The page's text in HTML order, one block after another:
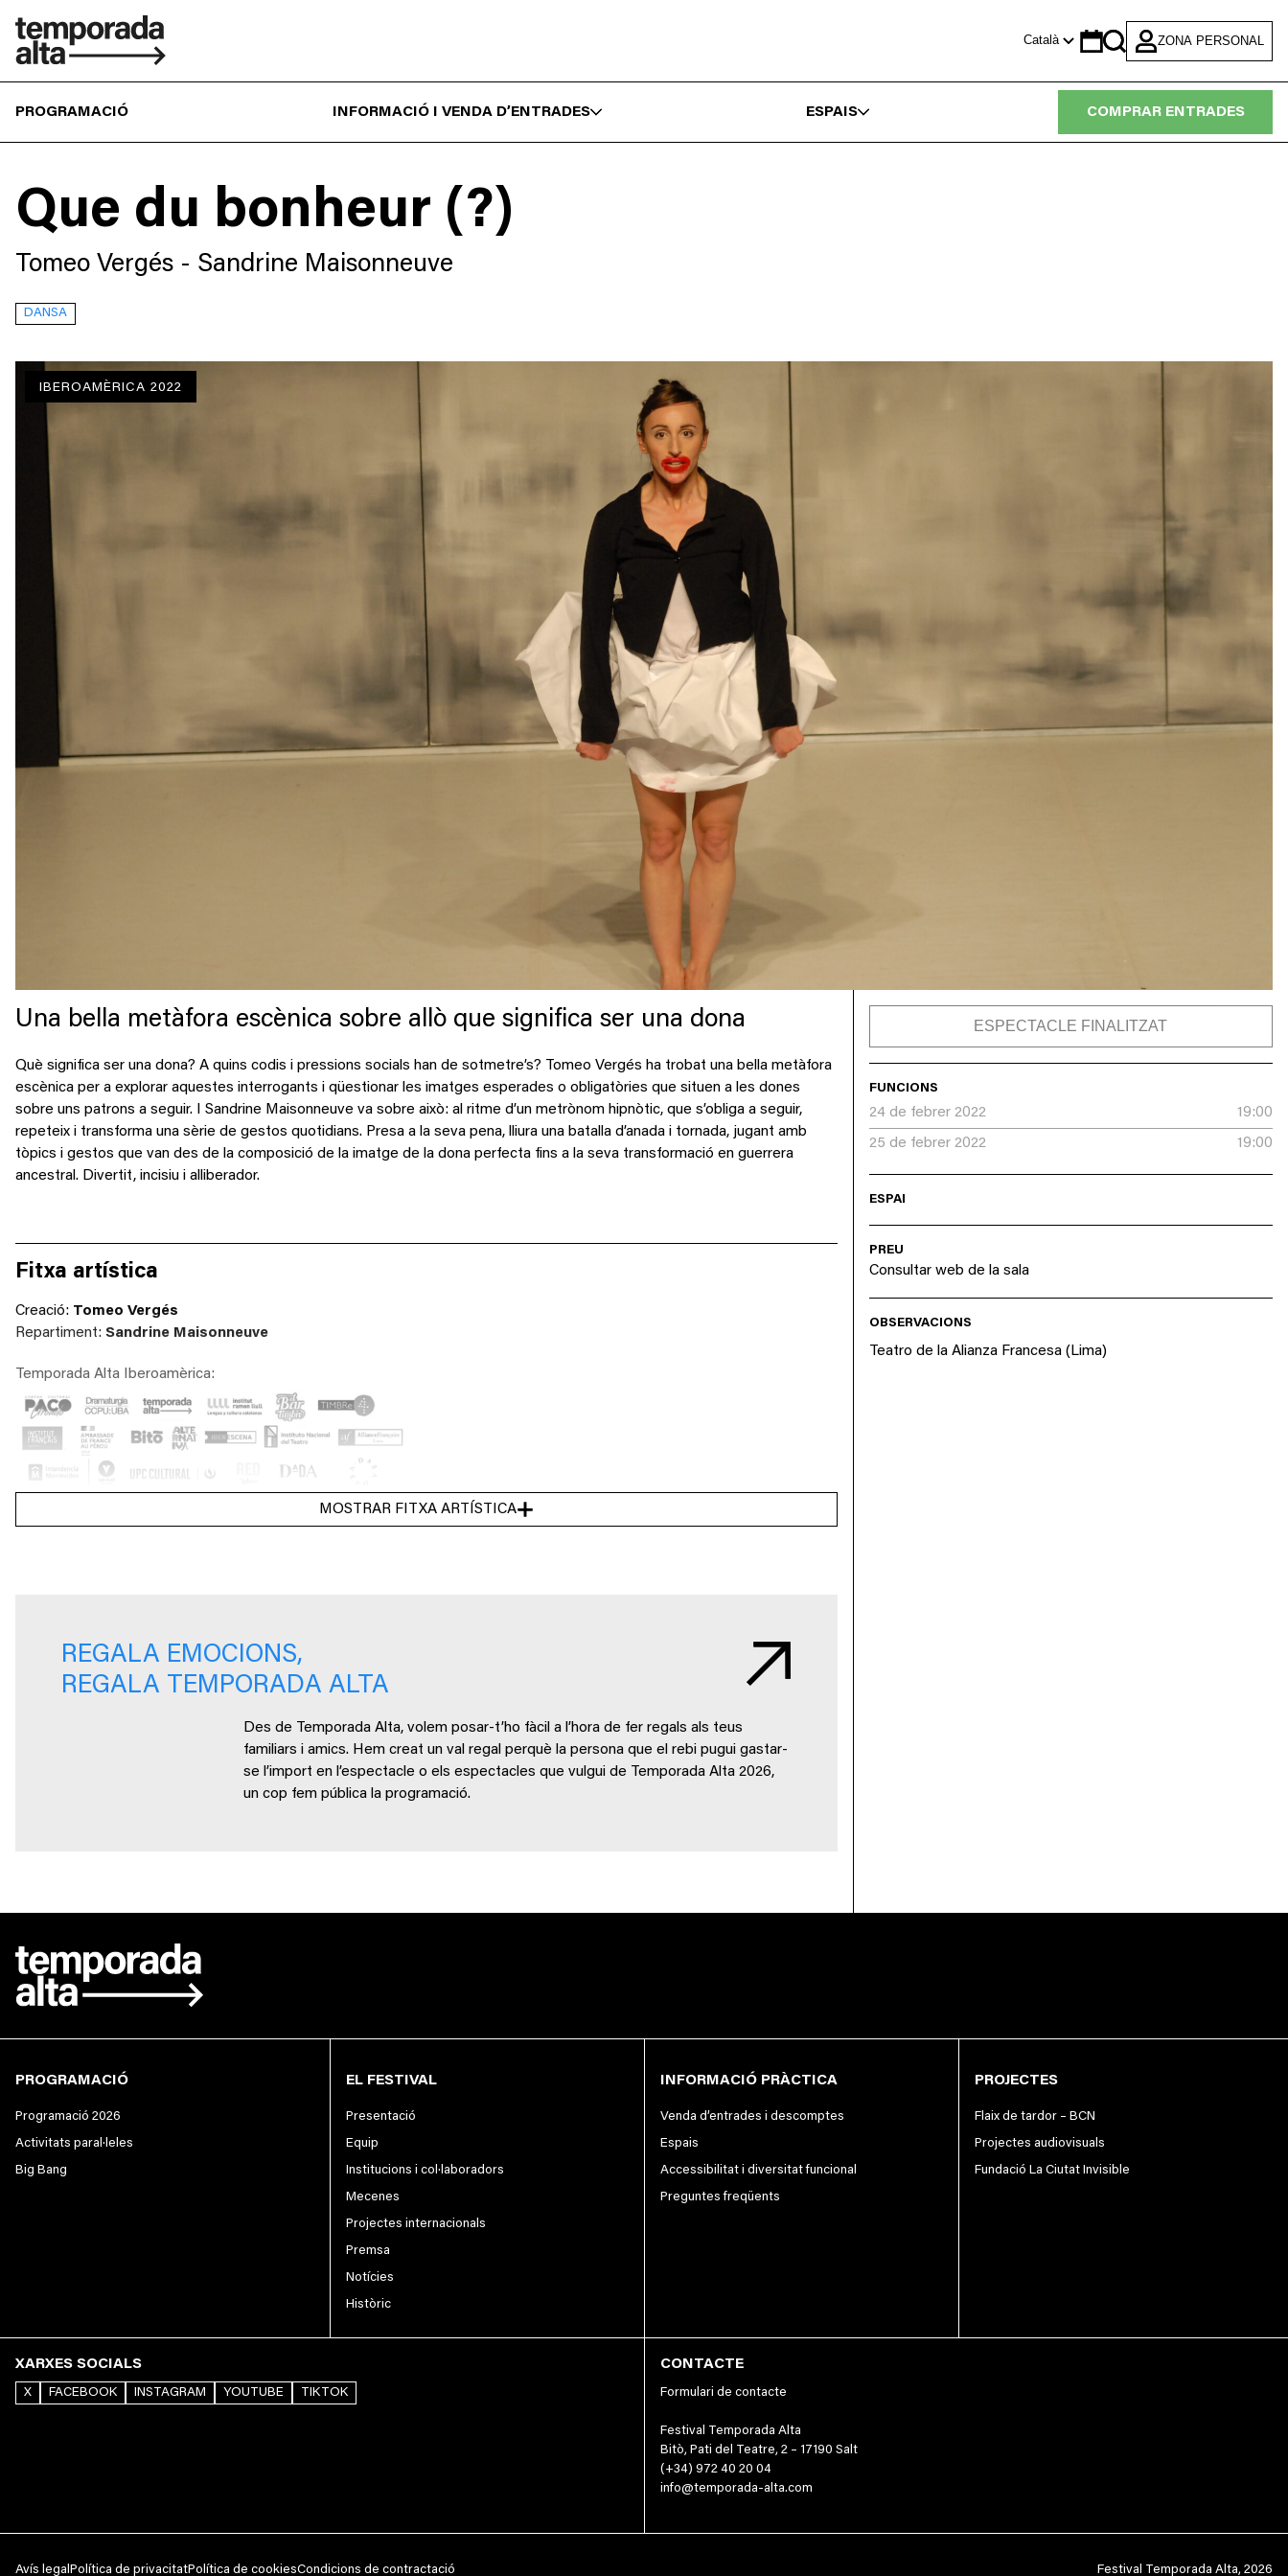
Temporada
Català
Calendar
Search
ZONA PERSONAL
PROGRAMACIÓ INFORMACIÓ I VENDA D’ENTRADES ESPAIS COMPRAR ENTRADES
Que du bonheur (?)
Tomeo Vergés - Sandrine Maisonneuve
DANSA
IBEROAMÈRICA 2022
ESPECTACLE FINALITZAT
FUNCIONS
24 de febrer 2022 19:00
25 de febrer 2022 19:00
ESPAI
PREU
Consultar web de la sala
OBSERVACIONS
Teatro de la Alianza Francesa (Lima)
Una bella metàfora escènica sobre allò que significa ser una dona
Què significa ser una dona? A quins codis i pressions socials han de sotmetre’s? Tomeo Vergés ha trobat una bella metàfora
escènica per a explorar aquestes interrogants i qüestionar les imatges esperades o obligatòries que situen a les dones
sobre uns patrons a seguir. I Sandrine Maisonneuve va sobre això: al ritme d’un metrònom hipnòtic, que s’obliga a seguir,
repeteix i transforma una sèrie de gestos quotidians. Presa a la seva pena, lliura una batalla d’anada i tornada, jugant amb
tòpics i gestos que van des de la composició de la imatge de la dona perfecta fins a la seva transformació en guerrera
ancestral. Divertit, incisiu i alliberador.
Fitxa artística
Creació: Tomeo Vergés
Repartiment: Sandrine Maisonneuve
Temporada Alta Iberoamèrica:
MOSTRAR FITXA ARTÍSTICA
REGALA EMOCIONS,
REGALA TEMPORADA ALTA
Des de Temporada Alta, volem posar-t’ho fàcil a l’hora de fer regals als teus
familiars i amics. Hem creat un val regal perquè la persona que el rebi pugui gastar-
se l’import en l’espectacle o els espectacles que vulgui de Temporada Alta 2026,
un cop fem pública la programació.
PROGRAMACIÓ
Programació 2026
Activitats paral·leles
Big Bang
EL FESTIVAL
Presentació
Equip
Institucions i col·laboradors
Mecenes
Projectes internacionals
Premsa
Notícies
Històric
INFORMACIÓ PRÀCTICA
Venda d’entrades i descomptes
Espais
Accessibilitat i diversitat funcional
Preguntes freqüents
PROJECTES
Flaix de tardor – BCN
Projectes audiovisuals
Fundació La Ciutat Invisible
XARXES SOCIALS
X FACEBOOK INSTAGRAM YOUTUBE TIKTOK
CONTACTE
Formulari de contacte
Festival Temporada Alta
Bitò, Pati del Teatre, 2 – 17190 Salt
(+34) 972 40 20 04
info@temporada-alta.com
Avís legal Política de privacitatPolítica de cookiesCondicions de contractació Festival Temporada Alta, 2026